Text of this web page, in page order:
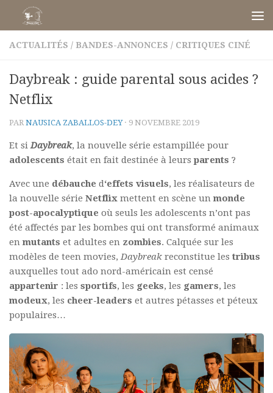
Skip to content
ACTUALITÉS / BANDES-ANNONCES / CRITIQUES CINÉ
Daybreak : guide parental sous acides ?
Netflix
PAR NAUSICA ZABALLOS-DEY · 9 NOVEMBRE 2019
Et siDaybreak, la nouvelle série estampillée pour
adolescents était en fait destinée à leurs parents ?
Avec une débauche d‘effets visuels, les réalisateurs de
la nouvelle série Netflix mettent en scène unmonde
post-apocalyptique où seuls les adolescents n’ont pas
été affectés par les bombes qui ont transformé animaux
enmutants et adultes en zombies. Calquée sur les
modèles de teen movies,Daybreak reconstitue les tribus
auxquelles tout ado nord-américain est censé
appartenir : les sportifs, les geeks, les gamers, les
modeux, les cheer-leaders et autres pétasses et péteux
populaires…